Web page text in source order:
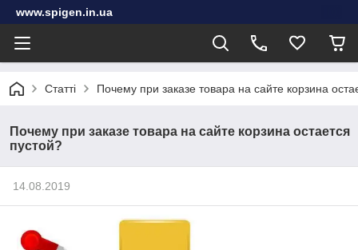
www.spigen.in.ua
Статті Почему при заказе товара на сайте корзина
Почему при заказе товара на сайте корзина остается
пустой?
14.08.2019